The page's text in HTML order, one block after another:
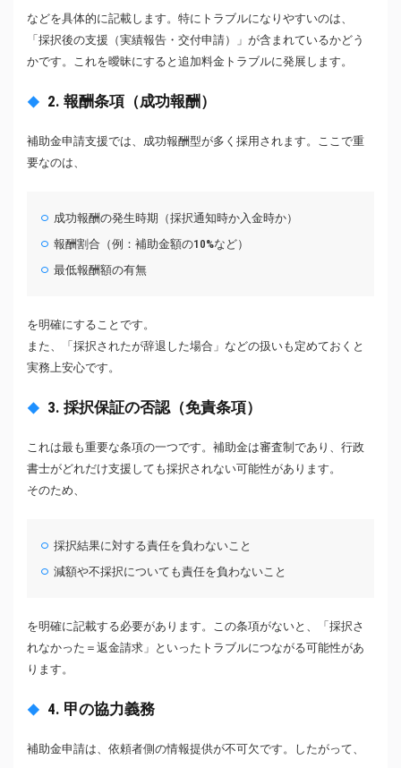
などを具体的に記載します。特にトラブルになりやすいのは、
「採択後の支援（実績報告・交付申請）」が含まれているかどう
かです。これを曖昧にすると追加料金トラブルに発展します。
2. 報酬条項（成功報酬）
補助金申請支援では、成功報酬型が多く採用されます。ここで重
要なのは、
成功報酬の発生時期（採択通知時か入金時か）
報酬割合（例：補助金額の10%など）
最低報酬額の有無
を明確にすることです。
また、「採択されたが辞退した場合」などの扱いも定めておくと
実務上安心です。
3. 採択保証の否認（免責条項）
これは最も重要な条項の一つです。補助金は審査制であり、行政
書士がどれだけ支援しても採択されない可能性があります。
そのため、
採択結果に対する責任を負わないこと
減額や不採択についても責任を負わないこと
を明確に記載する必要があります。この条項がないと、「採択さ
れなかった＝返金請求」といったトラブルにつながる可能性があ
ります。
4. 甲の協力義務
補助金申請は、依頼者側の情報提供が不可欠です。したがって、